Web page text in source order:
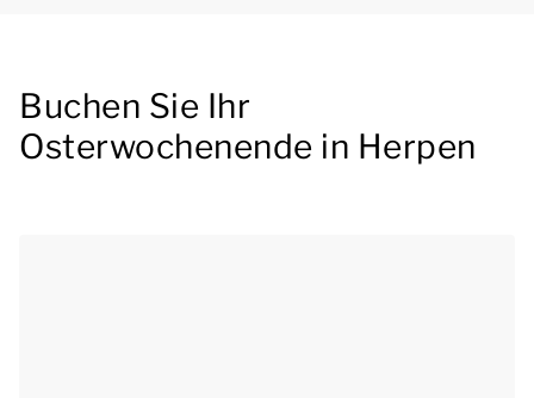
Buchen Sie Ihr
Osterwochenende in Herpen